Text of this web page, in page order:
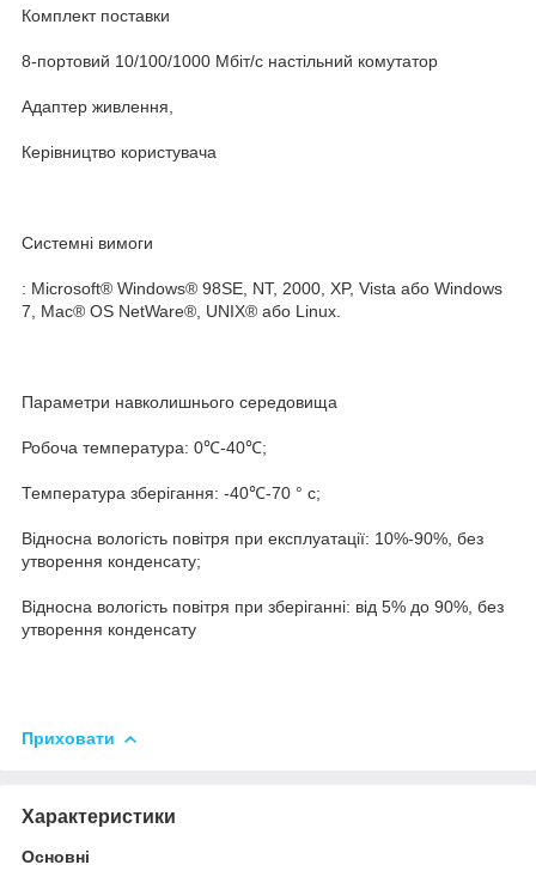
Комплект поставки
8-портовий 10/100/1000 Мбіт/с настільний комутатор
Адаптер живлення,
Керівництво користувача
Системні вимоги
: Microsoft® Windows® 98SE, NT, 2000, XP, Vista або Windows
7, Mac® OS NetWare®, UNIX® або Linux.
Параметри навколишнього середовища
Робоча температура: 0℃-40℃;
Температура зберігання: -40℃-70 ° с;
Відносна вологість повітря при експлуатації: 10%-90%, без
утворення конденсату;
Відносна вологість повітря при зберіганні: від 5% до 90%, без
утворення конденсату
Приховати
Характеристики
Основні